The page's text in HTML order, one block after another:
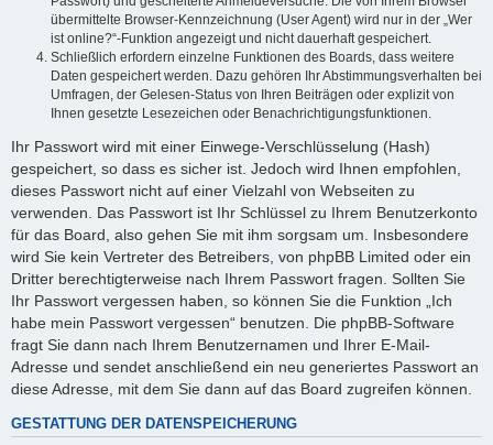
übermittelte Browser-Kennzeichnung (User Agent) wird nur in der „Wer
ist online?“-Funktion angezeigt und nicht dauerhaft gespeichert.
Schließlich erfordern einzelne Funktionen des Boards, dass weitere
Daten gespeichert werden. Dazu gehören Ihr Abstimmungsverhalten bei
Umfragen, der Gelesen-Status von Ihren Beiträgen oder explizit von
Ihnen gesetzte Lesezeichen oder Benachrichtigungsfunktionen.
Ihr Passwort wird mit einer Einwege-Verschlüsselung (Hash)
gespeichert, so dass es sicher ist. Jedoch wird Ihnen empfohlen,
dieses Passwort nicht auf einer Vielzahl von Webseiten zu
verwenden. Das Passwort ist Ihr Schlüssel zu Ihrem Benutzerkonto
für das Board, also gehen Sie mit ihm sorgsam um. Insbesondere
wird Sie kein Vertreter des Betreibers, von phpBB Limited oder ein
Dritter berechtigterweise nach Ihrem Passwort fragen. Sollten Sie
Ihr Passwort vergessen haben, so können Sie die Funktion „Ich
habe mein Passwort vergessen“ benutzen. Die phpBB-Software
fragt Sie dann nach Ihrem Benutzernamen und Ihrer E-Mail-
Adresse und sendet anschließend ein neu generiertes Passwort an
diese Adresse, mit dem Sie dann auf das Board zugreifen können.
GESTATTUNG DER DATENSPEICHERUNG